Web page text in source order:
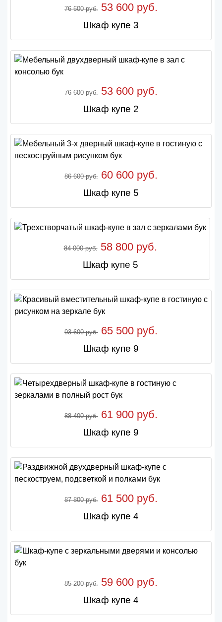
76 600 руб. 53 600 руб.
Шкаф купе 3
76 600 руб. 53 600 руб.
Шкаф купе 2
86 600 руб. 60 600 руб.
Шкаф купе 5
84 000 руб.58 800 руб.
Шкаф купе 5
93 600 руб. 65 500 руб.
Шкаф купе 9
88 400 руб. 61 900 руб.
Шкаф купе 9
87 800 руб. 61 500 руб.
Шкаф купе 4
85 200 руб. 59 600 руб.
Шкаф купе 4